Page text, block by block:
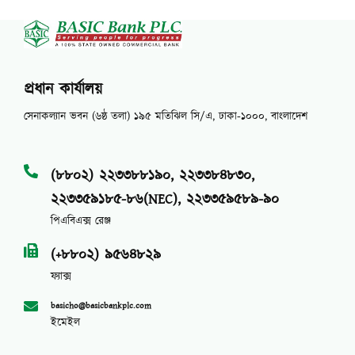
প্রধান কার্যালয়
সেনাকল্যান ভবন (৬ষ্ঠ তলা) ১৯৫ মতিঝিল সি/এ, ঢাকা-১০০০, বাংলাদেশ
(৮৮০২) ২২৩৩৮৮১৯০, ২২৩৩৮৪৮৩০,
২২৩৩৫৯১৮৫-৮৬(NEC), ২২৩৩৫৯৫৮৯-৯০
পিএবিএক্স রেঞ্জ
(+৮৮০২) ৯৫৬৪৮২৯
ফ্যাক্স
basicho@basicbankplc.com
ইমেইল